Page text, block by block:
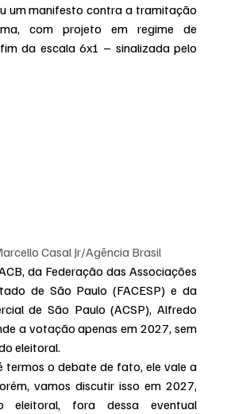
um manifesto contra a tramitação
com projeto em regime de
da escala 6x1 – sinalizada pelo
Casal Jr/Agência Brasil
da Federação das Associações
de São Paulo (FACESP) e da
de São Paulo (ACSP), Alfredo
a votação apenas em 2027, sem
eleitoral.
termos o debate de fato, ele vale a
vamos discutir isso em 2027,
eleitoral, fora dessa eventual